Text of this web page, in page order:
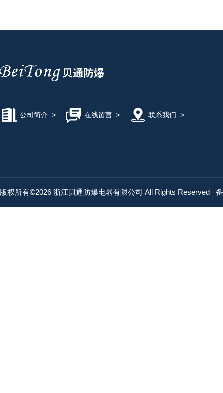
公司简介 > 在线留言> 联系我们 >
版权所有©2026 浙江贝通防爆电器有限公司 All Rights Reserved